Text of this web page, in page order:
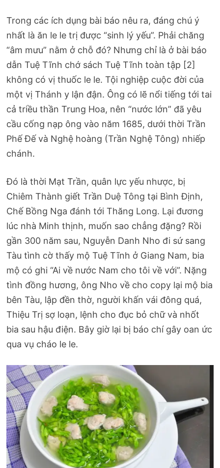
Trong các ích dụng bài báo nêu ra, đáng chú ý
nhất là ăn le le trị được “sinh lý yếu”. Phải chăng
“âm mưu” nằm ở chỗ đó? Nhưng chỉ là ở bài báo
dẫn Tuệ Tĩnh chớ sách Tuệ Tĩnh toàn tập [2]
không có vị thuốc le le. Tội nghiệp cuộc đời của
một vị Thánh y lận đận. Ông có lẽ nổi tiếng tới tai
cả triều thần Trung Hoa, nên “nước lớn” đã yêu
cầu cống nạp ông vào năm 1685, dưới thời Trần
Phế Đế và Nghệ hoàng (Trần Nghệ Tông) nhiếp
chánh.
Đó là thời Mạt Trần, quân lực yếu nhược, bị
Chiêm Thành giết Trần Duệ Tông tại Bình Định,
Chế Bồng Nga đánh tới Thăng Long. Lại đương
lúc nhà Minh thịnh, muốn sao chẳng đặng? Rồi
gần 300 năm sau, Nguyễn Danh Nho đi sứ sang
Tàu tình cờ thấy mộ Tuệ Tĩnh ở Giang Nam, bia
mộ có ghi “Ai về nước Nam cho tôi về với”. Nặng
tình đồng hương, ông Nho về cho copy lại mộ bia
bên Tàu, lập đền thờ, người khấn vái đông quá,
Thiệu Trị sợ loạn, lệnh cho đục bỏ chữ và nhốt
bia sau hậu điện. Bây giờ lại bị báo chí gây oan ức
qua vụ cháo le le.